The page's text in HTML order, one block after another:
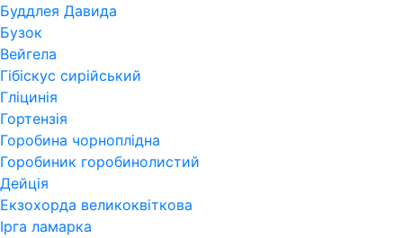
Буддлея Давида
Бузок
Вейгела
Гібіскус сирійський
Гліцинія
Гортензія
Горобина чорноплідна
Горобиник горобинолистий
Дейція
Екзохорда великоквіткова
Ірга ламарка